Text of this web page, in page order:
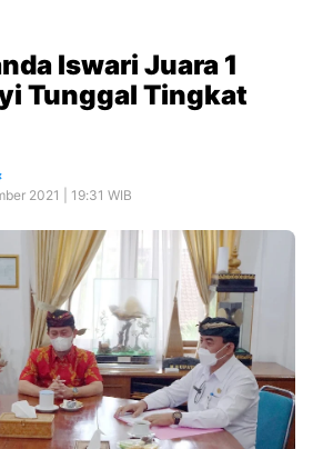
Iswari Juara 1
Tunggal Tingkat
2021 | 19:31 WIB